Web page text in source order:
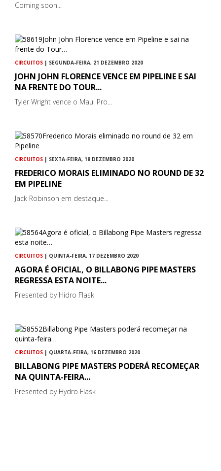
Coming soon...
CIRCUITOS | SEGUNDA-FEIRA, 21 DEZEMBRO 2020
JOHN JOHN FLORENCE VENCE EM PIPELINE E SAI
NA FRENTE DO TOUR...
Tyler Wright vence o Maui Pro...
CIRCUITOS | SEXTA-FEIRA, 18 DEZEMBRO 2020
FREDERICO MORAIS ELIMINADO NO ROUND DE 32
EM PIPELINE
Jack Robinson em destaque...
CIRCUITOS | QUINTA-FEIRA, 17 DEZEMBRO 2020
AGORA É OFICIAL, O BILLABONG PIPE MASTERS
REGRESSA ESTA NOITE...
Presented by Hidro Flask
CIRCUITOS | QUARTA-FEIRA, 16 DEZEMBRO 2020
BILLABONG PIPE MASTERS PODERÁ RECOMEÇAR
NA QUINTA-FEIRA...
Presented by Hydro Flask